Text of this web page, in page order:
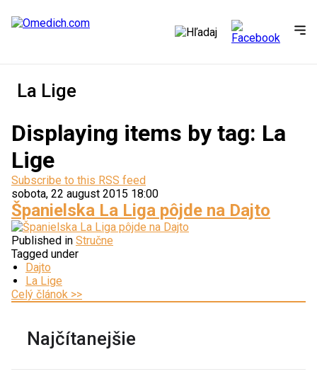
La Lige
Displaying items by tag: La
Lige
Subscribe to this RSS feed
sobota, 22 august 2015 18:00
Španielska La Liga pôjde na Dajto
Published in Stručne
Tagged under
Dajto
La Lige
Celý článok >>
Najčítanejšie